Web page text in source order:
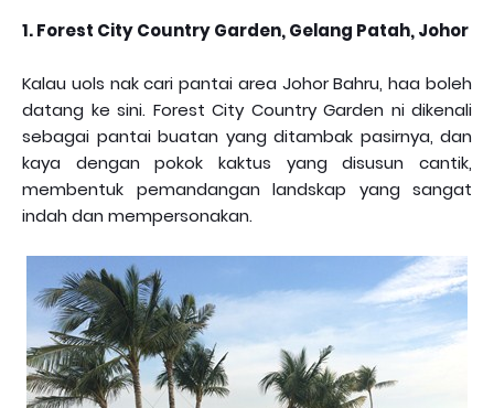
1. Forest City Country Garden, Gelang Patah, Johor
Kalau uols nak cari pantai area Johor Bahru, haa boleh
datang ke sini. Forest City Country Garden ni dikenali
sebagai pantai buatan yang ditambak pasirnya, dan
kaya dengan pokok kaktus yang disusun cantik,
membentuk pemandangan landskap yang sangat
indah dan mempersonakan.